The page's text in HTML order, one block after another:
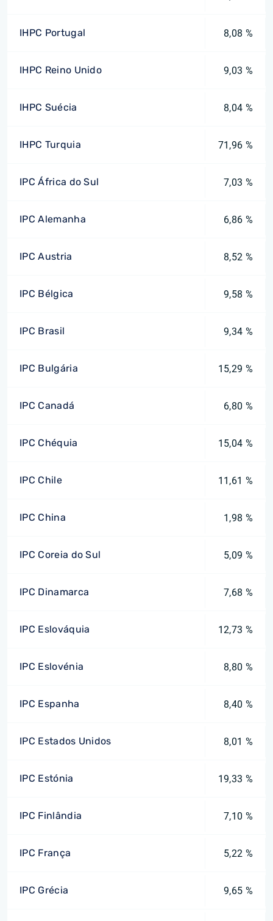
IHPC Portugal 8,08 %
IHPC Reino Unido 9,03 %
IHPC Suécia 8,04 %
IHPC Turquia 71,96 %
IPC África do Sul 7,03 %
IPC Alemanha 6,86 %
IPC Austria 8,52 %
IPC Bélgica 9,58 %
IPC Brasil 9,34 %
IPC Bulgária 15,29 %
IPC Canadá 6,80 %
IPC Chéquia 15,04 %
IPC Chile 11,61 %
IPC China 1,98 %
IPC Coreia do Sul 5,09 %
IPC Dinamarca 7,68 %
IPC Eslováquia 12,73 %
IPC Eslovénia 8,80 %
IPC Espanha 8,40 %
IPC Estados Unidos 8,01 %
IPC Estónia 19,33 %
IPC Finlândia 7,10 %
IPC França 5,22 %
IPC Grécia 9,65 %